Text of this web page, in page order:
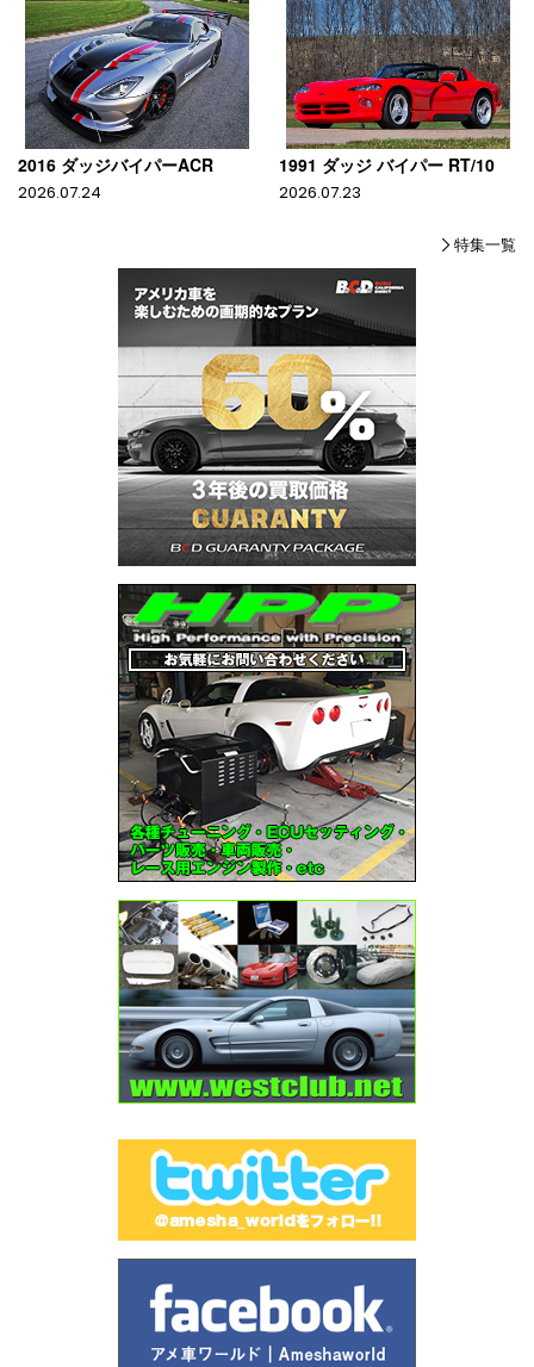
2016 ダッジバイパーACR
2026.07.24
1991 ダッジ バイパー RT/10
2026.07.23
特集一覧